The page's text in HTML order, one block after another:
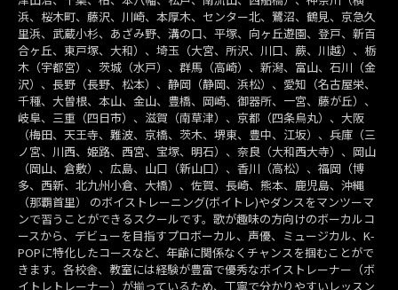
浜、桜木町、藤沢、川崎、本厚木、センター北、鷺沼、鶴見、京急久
里浜、武蔵小杉、あざみ野、溝の口、平塚、向ヶ丘遊園、登戸、新百
合ヶ丘、東戸塚、大和）、埼玉（大宮、所沢、川口、蕨、川越）、栃
木（宇都宮）、茨城（水戸）、群馬（高崎）、新潟、富山、石川（金
沢）、長野（長野、松本）、静岡（静岡、浜松）、愛知（名古屋栄、
千種、大曽根、本山、金山、豊橋、岡崎、御器所、一宮、藤が丘）、
岐阜、三重（四日市）、滋賀（南草津）、京都（四条烏丸）、大阪
（梅田、天王寺、難波、京橋、茨木、堺東、豊中、江坂）、兵庫（三
ノ宮、川西、姫路、西宮、宝塚、明石）、奈良（大和西大寺）、岡山
（岡山、倉敷）、広島、山口（新山口）、香川（高松）、福岡（博
多、西新、北九州小倉、大橋）、佐賀、長崎、熊本、鹿児島、沖縄
（那覇首里） のボイストレーニング(ボイトレ)やダンスをマンツーマ
ンで習うことができるスクールです。歌が趣味の方向けのボーカルコ
ースから、デビューを目指すプロボーカル、声優、ミュージカル、K-
POPに特化したコースなど、年齢に関係なくチャンスを掴むことがで
きます。各校舎、教室には経験が豊富で優秀なボイストレーナー（ボ
イトレトレーナー）が揃っているため、丁寧で分かりやすいレッスン